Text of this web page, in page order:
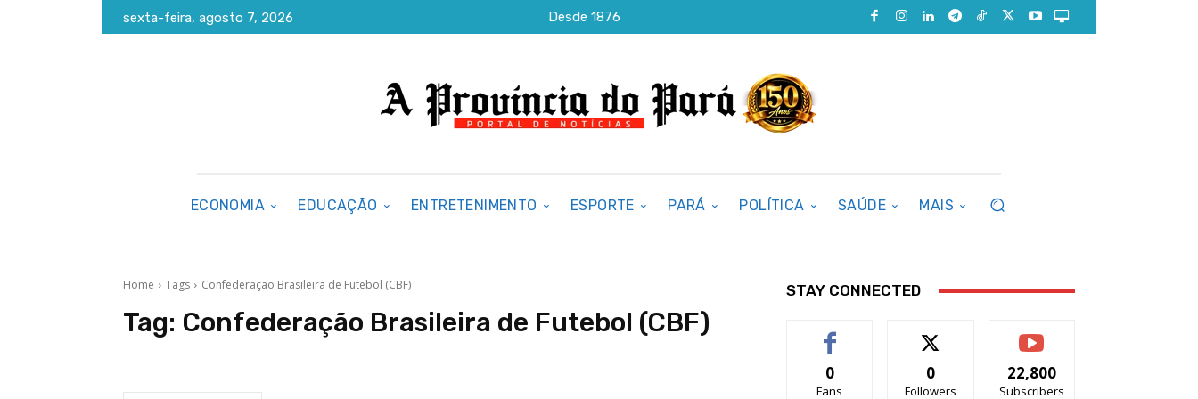
sexta-feira, agosto 7, 2026 Desde 1876
ECONOMIA EDUCAÇÃO ENTRETENIMENTO ESPORTE PARÁ POLÍTICA SAÚDE MAIS
Home Tags Confederação Brasileira de Futebol (CBF)
Tag: Confederação Brasileira de Futebol (CBF)
STAY CONNECTED
0
Fans
0
Followers
22,800
Subscribers